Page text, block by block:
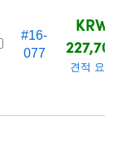
#16-
077
KRW
견적 요청